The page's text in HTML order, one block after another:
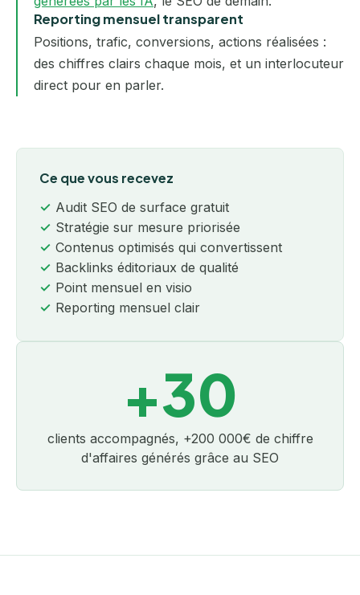
Reporting mensuel transparent
Positions, trafic, conversions, actions réalisées :
des chiffres clairs chaque mois, et un interlocuteur
direct pour en parler.
Ce que vous recevez
Audit SEO de surface gratuit
Stratégie sur mesure priorisée
Contenus optimisés qui convertissent
Backlinks éditoriaux de qualité
Point mensuel en visio
Reporting mensuel clair
+30
clients accompagnés, +200 000€ de chiffre
d'affaires générés grâce au SEO